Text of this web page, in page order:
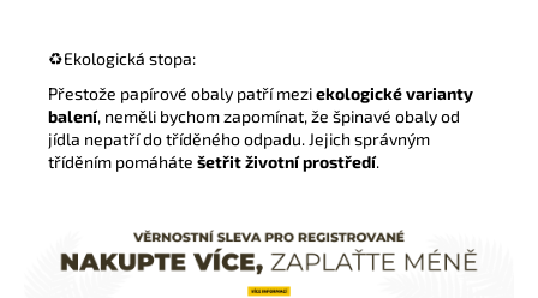
♻️Ekologická stopa:
Přestože papírové obaly patří meziekologické varianty
balení, neměli bychom zapomínat, že špinavé obaly od
jídla nepatří do tříděného odpadu. Jejich správným
tříděním pomáháte šetřit životní prostředí.